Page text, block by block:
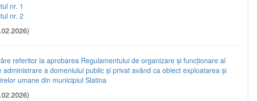
nr. 1
nr. 2
referitor la aprobarea Regulamentului de organizare și funcționare al
administrare a domeniului public și privat având ca obiect exploatarea și
umane din municipiul Slatina